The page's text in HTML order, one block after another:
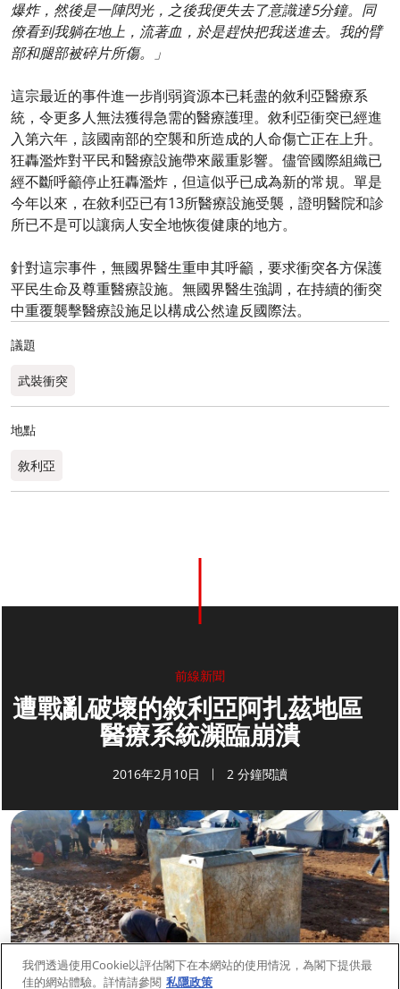
爆炸，然後是一陣閃光，之後我便失去了意識達5分鐘。同
僚看到我躺在地上，流著血，於是趕快把我送進去。我的臂
部和腿部被碎片所傷。」
這宗最近的事件進一步削弱資源本已耗盡的敘利亞醫療系
統，令更多人無法獲得急需的醫療護理。敘利亞衝突已經進
入第六年，該國南部的空襲和所造成的人命傷亡正在上升。
狂轟濫炸對平民和醫療設施帶來嚴重影響。儘管國際組織已
經不斷呼籲停止狂轟濫炸，但這似乎已成為新的常規。單是
今年以來，在敘利亞已有13所醫療設施受襲，證明醫院和診
所已不是可以讓病人安全地恢復健康的地方。
針對這宗事件，無國界醫生重申其呼籲，要求衝突各方保護
平民生命及尊重醫療設施。無國界醫生強調，在持續的衝突
中重覆襲擊醫療設施足以構成公然違反國際法。
議題
武裝衝突
地點
敘利亞
前線新聞
遭戰亂破壞的敘利亞阿扎茲地區
醫療系統瀕臨崩潰
2016年2月10日 2 分鐘閱讀
我們透過使用Cookie以評估閣下在本網站的使用情況，為閣下提供最
佳的網站體驗。詳情請參閱 私隱政策